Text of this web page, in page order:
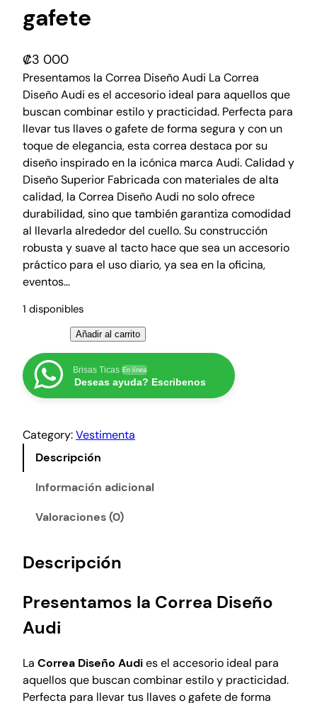
gafete
₡3 000
Presentamos la Correa Diseño Audi La Correa
Diseño Audi es el accesorio ideal para aquellos que
buscan combinar estilo y practicidad. Perfecta para
llevar tus llaves o gafete de forma segura y con un
toque de elegancia, esta correa destaca por su
diseño inspirado en la icónica marca Audi. Calidad y
Diseño Superior Fabricada con materiales de alta
calidad, la Correa Diseño Audi no solo ofrece
durabilidad, sino que también garantiza comodidad
al llevarla alrededor del cuello. Su construcción
robusta y suave al tacto hace que sea un accesorio
práctico para el uso diario, ya sea en la oficina,
eventos…
1 disponibles
r
r
D
s
u
d
p
a
a
c
u
Añadir al carrito
Brisas Ticas En línea
Deseas ayuda? Escribenos
Category:Vestimenta
Descripción
Información adicional
Valoraciones (0)
Descripción
Presentamos la Correa Diseño
Audi
La Correa Diseño Audies el accesorio ideal para
aquellos que buscan combinar estilo y practicidad.
Perfecta para llevar tus llaves o gafete de forma